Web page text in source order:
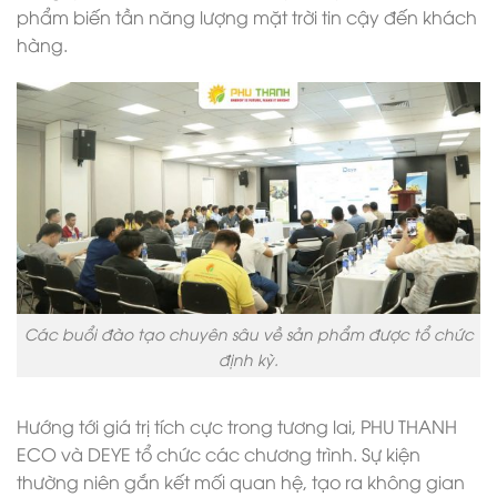
phẩm biến tần năng lượng mặt trời tin cậy đến khách
hàng.
Các buổi đào tạo chuyên sâu về sản phẩm được tổ chức
định kỳ.
Hướng tới giá trị tích cực trong tương lai, PHU THANH
ECO và DEYE tổ chức các chương trình. Sự kiện
thường niên gắn kết mối quan hệ, tạo ra không gian